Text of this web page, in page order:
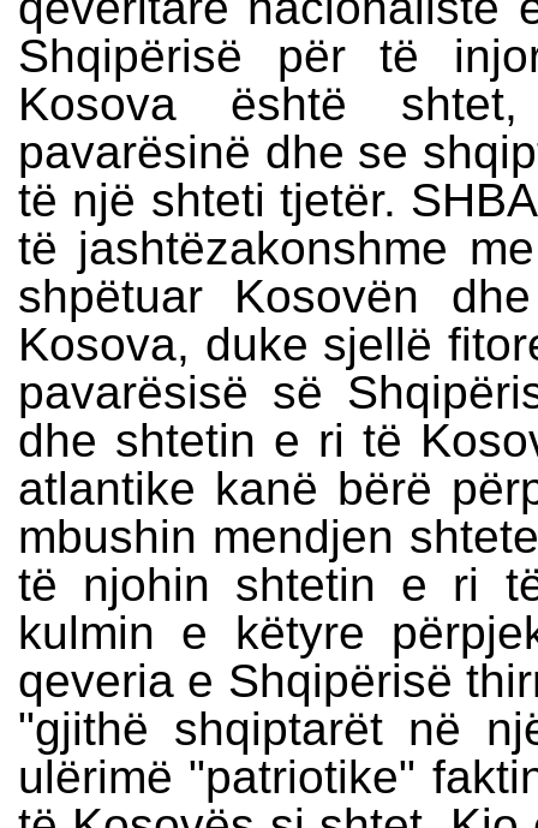
Shqipërisë për të
Kosova është
pavarësinë dhe se
të një shteti tjetër.
të jashtëzakonshme
shpëtuar Kosovën
Kosova, duke sjellë
pavarësisë së
dhe shtetin e ri të
atlantike kanë bërë
mbushin mendjen
të njohin shtetin e ri
kulmin e këtyre
qeveria e Shqipërisë
"gjithë shqiptarët në
ulërimë "patriotike"